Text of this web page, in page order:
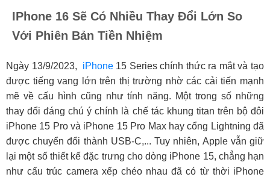
IPhone 16 Sẽ Có Nhiều Thay Đổi Lớn So
Với Phiên Bản Tiền Nhiệm
Ngày 13/9/2023, iPhone 15 Series chính thức ra mắt và tạo
được tiếng vang lớn trên thị trường nhờ các cải tiến mạnh
mẽ về cấu hình cũng như tính năng. Một trong số những
thay đổi đáng chú ý chính là chế tác khung titan trên bộ đôi
iPhone 15 Pro và iPhone 15 Pro Max hay cổng Lightning đã
được chuyển đổi thành USB-C,... Tuy nhiên, Apple vẫn giữ
lại một số thiết kế đặc trưng cho dòng iPhone 15, chẳng hạn
như cấu trúc camera xếp chéo nhau đã có từ thời iPhone